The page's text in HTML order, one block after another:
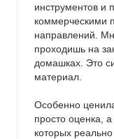
инструментов и
коммерческими
направлений.
проходишь на
домашках. Это
материал.
Особенно
просто оценка,
которых